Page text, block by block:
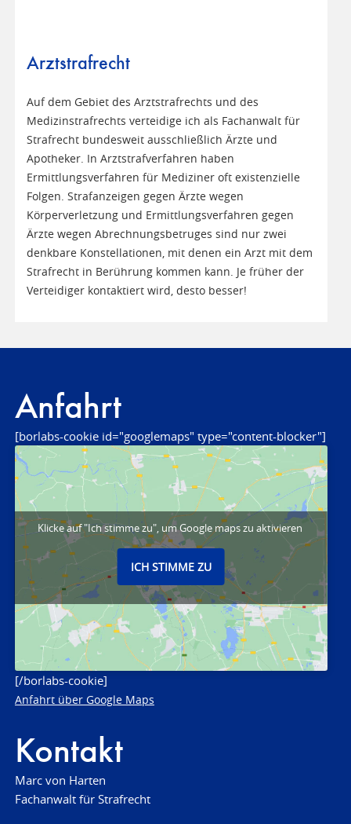
Arztstrafrecht
Auf dem Gebiet des Arztstrafrechts und des
Medizinstrafrechts verteidige ich als Fachanwalt für
Strafrecht bundesweit ausschließlich Ärzte und
Apotheker. In Arztstrafverfahren haben
Ermittlungsverfahren für Mediziner oft existenzielle
Folgen. Strafanzeigen gegen Ärzte wegen
Körperverletzung und Ermittlungsverfahren gegen
Ärzte wegen Abrechnungsbetruges sind nur zwei
denkbare Konstellationen, mit denen ein Arzt mit dem
Strafrecht in Berührung kommen kann. Je früher der
Verteidiger kontaktiert wird, desto besser!
Anfahrt
[borlabs-cookie id="googlemaps" type="content-blocker"]
Klicke auf "Ich stimme zu", um Google maps zu aktivieren
ICH STIMME ZU
[/borlabs-cookie]
Anfahrt über Google Maps
Kontakt
Marc von Harten
Fachanwalt für Strafrecht